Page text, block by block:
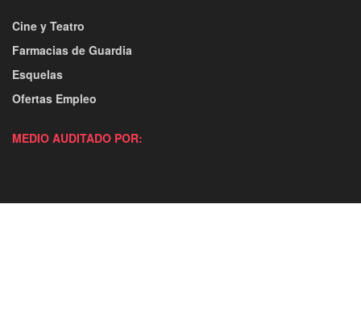
Cine y Teatro
Farmacias de Guardia
Esquelas
Ofertas Empleo
MEDIO AUDITADO POR: